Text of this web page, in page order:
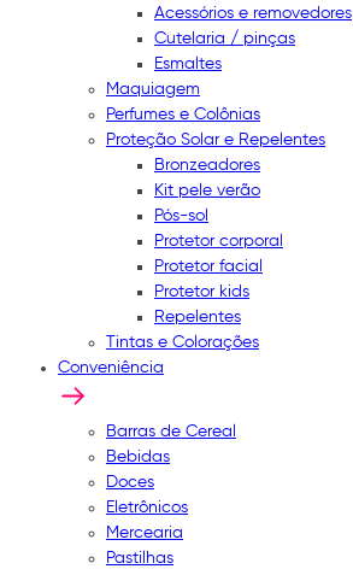
Acessórios e removedores
Cutelaria / pinças
Esmaltes
Maquiagem
Perfumes e Colônias
Proteção Solar e Repelentes
Bronzeadores
Kit pele verão
Pós-sol
Protetor corporal
Protetor facial
Protetor kids
Repelentes
Tintas e Colorações
Conveniência
Barras de Cereal
Bebidas
Doces
Eletrônicos
Mercearia
Pastilhas